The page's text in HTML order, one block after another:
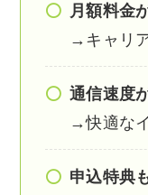
月額料金
→キャリ
通信速度
→快適な
申込特典